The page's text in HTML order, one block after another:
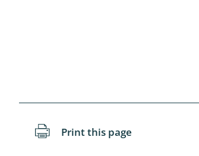
Print this page